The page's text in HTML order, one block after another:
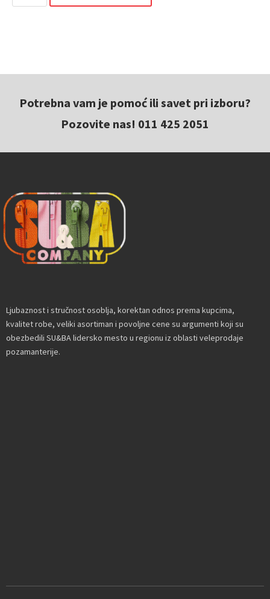
Potrebna vam je pomoć ili savet pri izboru?
Pozovite nas! 011 425 2051
Ljubaznost i stručnost osoblja, korektan odnos prema kupcima,
kvalitet robe, veliki asortiman i povoljne cene su argumenti koji su
obezbedili SU&BA lidersko mesto u regionu iz oblasti veleprodaje
pozamanterije.